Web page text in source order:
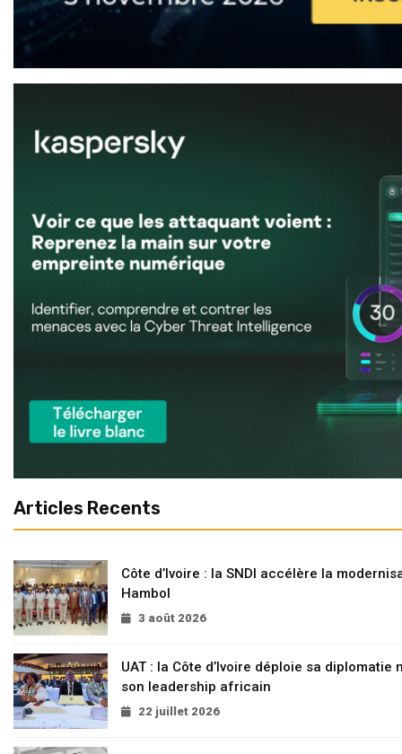
Articles Recents
Côte d’Ivoire : la SNDI accélère la
Hambol
3 août 2026
UAT : la Côte d’Ivoire déploie sa
son leadership africain
22 juillet 2026